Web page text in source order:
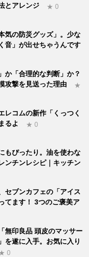
とアレンジ
★ 0
気の防災グッズ」。少な
音」が出せちゃうんです
か「合理的な判断」か？
攻撃を見送った理由
★
レコムの新作「くっつく
るよ
★ 0
もぴったり。油を使わな
ンチンレシピ｜キッチン
セブンカフェの「アイス
てます！ 3つのご褒美ア
無印良品 頭皮のマッサー
を遂に入手。お気に入り
0